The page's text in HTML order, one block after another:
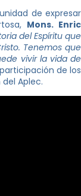
de expresar
Mons. Enric
del Espíritu que
Tenemos que
vivir la vida de
de los
Aplec.